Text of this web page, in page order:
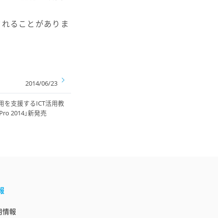
ることがありま
2014/06/23
を支援するICT活用教
2014」新発売
情報